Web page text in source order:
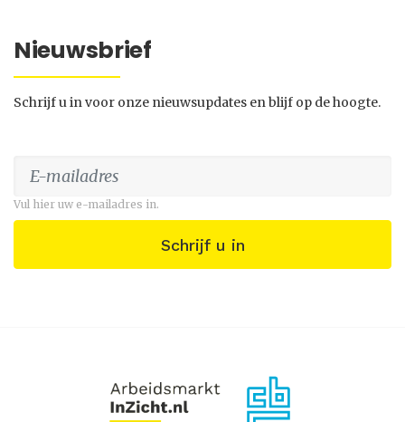
Nieuwsbrief
Schrijf u in voor onze nieuwsupdates en blijf op de hoogte.
Vul hier uw e-mailadres in.
Schrijf u in